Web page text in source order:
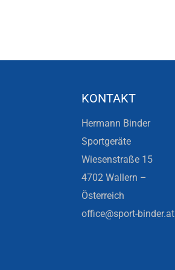
KONTAKT
Hermann Binder
Sportgeräte
Wiesenstraße 15
4702 Wallern –
Österreich
office@sport-binder.at